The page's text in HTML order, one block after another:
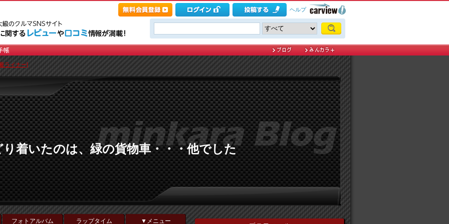
ヘルプ
ライナー]
着いたのは、緑の貨物車・・・他でした
フォトアルバム ラップタイム ▼メニュー